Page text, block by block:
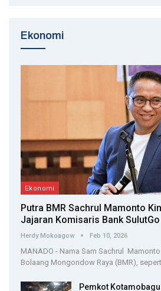
Ekonomi
Ekonomi
Putra BMR Sachrul Mamonto
Jajaran Komisaris Bank SulutGo
Herdy Mokoagow Feb 10, 2026
MANADO - Nama Sam Sachrul
Bolaang Mongondow Raya (BMR),
Pemkot